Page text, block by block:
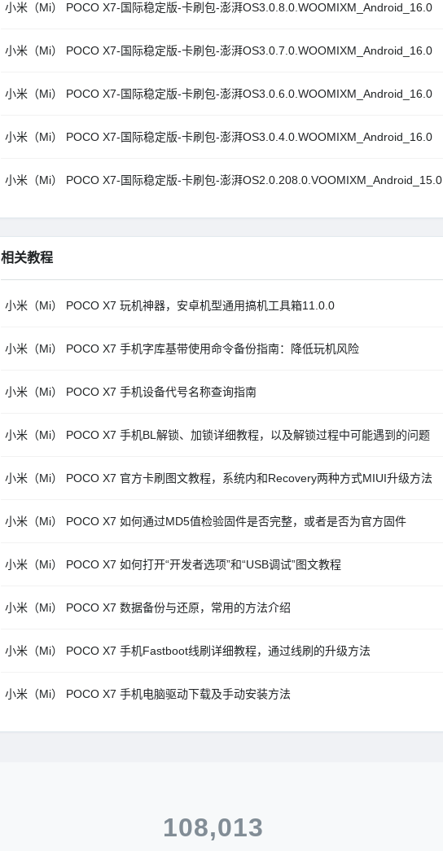
小米（Mi） POCO X7-国际稳定版-卡刷包-澎湃OS3.0.8.0.WOOMIXM_Android_16.0
小米（Mi） POCO X7-国际稳定版-卡刷包-澎湃OS3.0.7.0.WOOMIXM_Android_16.0
小米（Mi） POCO X7-国际稳定版-卡刷包-澎湃OS3.0.6.0.WOOMIXM_Android_16.0
小米（Mi） POCO X7-国际稳定版-卡刷包-澎湃OS3.0.4.0.WOOMIXM_Android_16.0
小米（Mi） POCO X7-国际稳定版-卡刷包-澎湃OS2.0.208.0.VOOMIXM_Android_15.0
相关教程
小米（Mi） POCO X7 玩机神器，安卓机型通用搞机工具箱11.0.0
小米（Mi） POCO X7 手机字库基带使用命令备份指南：降低玩机风险
小米（Mi） POCO X7 手机设备代号名称查询指南
小米（Mi） POCO X7 手机BL解锁、加锁详细教程，以及解锁过程中可能遇到的问题
小米（Mi） POCO X7 官方卡刷图文教程，系统内和Recovery两种方式MIUI升级方法
小米（Mi） POCO X7 如何通过MD5值检验固件是否完整，或者是否为官方固件
小米（Mi） POCO X7 如何打开“开发者选项”和“USB调试”图文教程
小米（Mi） POCO X7 数据备份与还原，常用的方法介绍
小米（Mi） POCO X7 手机Fastboot线刷详细教程，通过线刷的升级方法
小米（Mi） POCO X7 手机电脑驱动下载及手动安装方法
108,013